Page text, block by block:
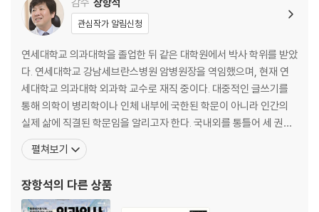
우울증 약은 제약회사의 마케팅이 만들어낸 상품입니다
같은 약이라도 누구에게나 똑같은 효과가 나타나지는 않습니다
정신과 약은 치료제가 아닙니다
병을 보지 말고 환자를 봐야 합니다
질병을 만드는 사회는 약이 늘어날 수밖에 없습니다
의사 소개
관심작가 알림신청
연세대학교 의과대학을 졸업한 뒤 같은 대학원에서 박사 학위를 받았
다. 연세대학교 강남세브란스병원 암병원장을 역임했으며, 현재 연
세대학교 의과대학 외과학 교수로 재직 중이다. 대중적인 글쓰기를
통해 의학이 병리학이나 인체 내부에 국한된 학문이 아니라 인간의
실제 삶에 직결된 학문임을 알리고자 한다. 국내외를 통틀어 세 권의
의학 전문 학술서(공저)를 발간했고, 250여 편의 논문(SCI/SCIE 1
50편 이상)을 발표했다. 2018년, 월간 문예지 《시사문단》 소설 부문
책으로 도합 42년 전문의 형제가 알려주는
펼쳐보기
장항석의 다른 상품